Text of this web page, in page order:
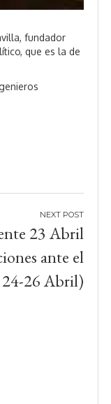
fundador
que es la de
23 Abril
ante el
26 Abril)